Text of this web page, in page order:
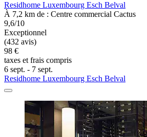
Residhome Luxembourg Esch Belval
À 7,2 km de : Centre commercial Cactus
9,6/10
Exceptionnel
(432 avis)
98 €
taxes et frais compris
6 sept. - 7 sept.
Residhome Luxembourg Esch Belval